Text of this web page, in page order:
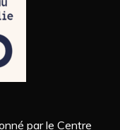
par le Centre